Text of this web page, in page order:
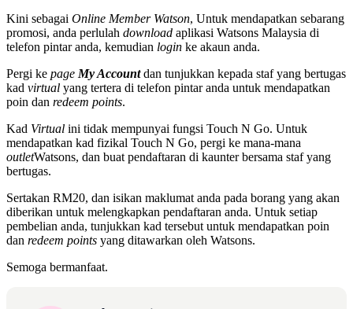
Kini sebagai Online Member Watson, Untuk mendapatkan sebarang
promosi, anda perlulah download aplikasi Watsons Malaysia di
telefon pintar anda, kemudian login ke akaun anda.
Pergi ke page My Accountdan tunjukkan kepada staf yang bertugas
kad virtual yang tertera di telefon pintar anda untuk mendapatkan
poin dan redeem points.
Kad Virtual ini tidak mempunyai fungsi Touch N Go. Untuk
mendapatkan kad fizikal Touch N Go, pergi ke mana-mana
outletWatsons, dan buat pendaftaran di kaunter bersama staf yang
bertugas.
Sertakan RM20, dan isikan maklumat anda pada borang yang akan
diberikan untuk melengkapkan pendaftaran anda. Untuk setiap
pembelian anda, tunjukkan kad tersebut untuk mendapatkan poin
dan redeem points yang ditawarkan oleh Watsons.
Semoga bermanfaat.